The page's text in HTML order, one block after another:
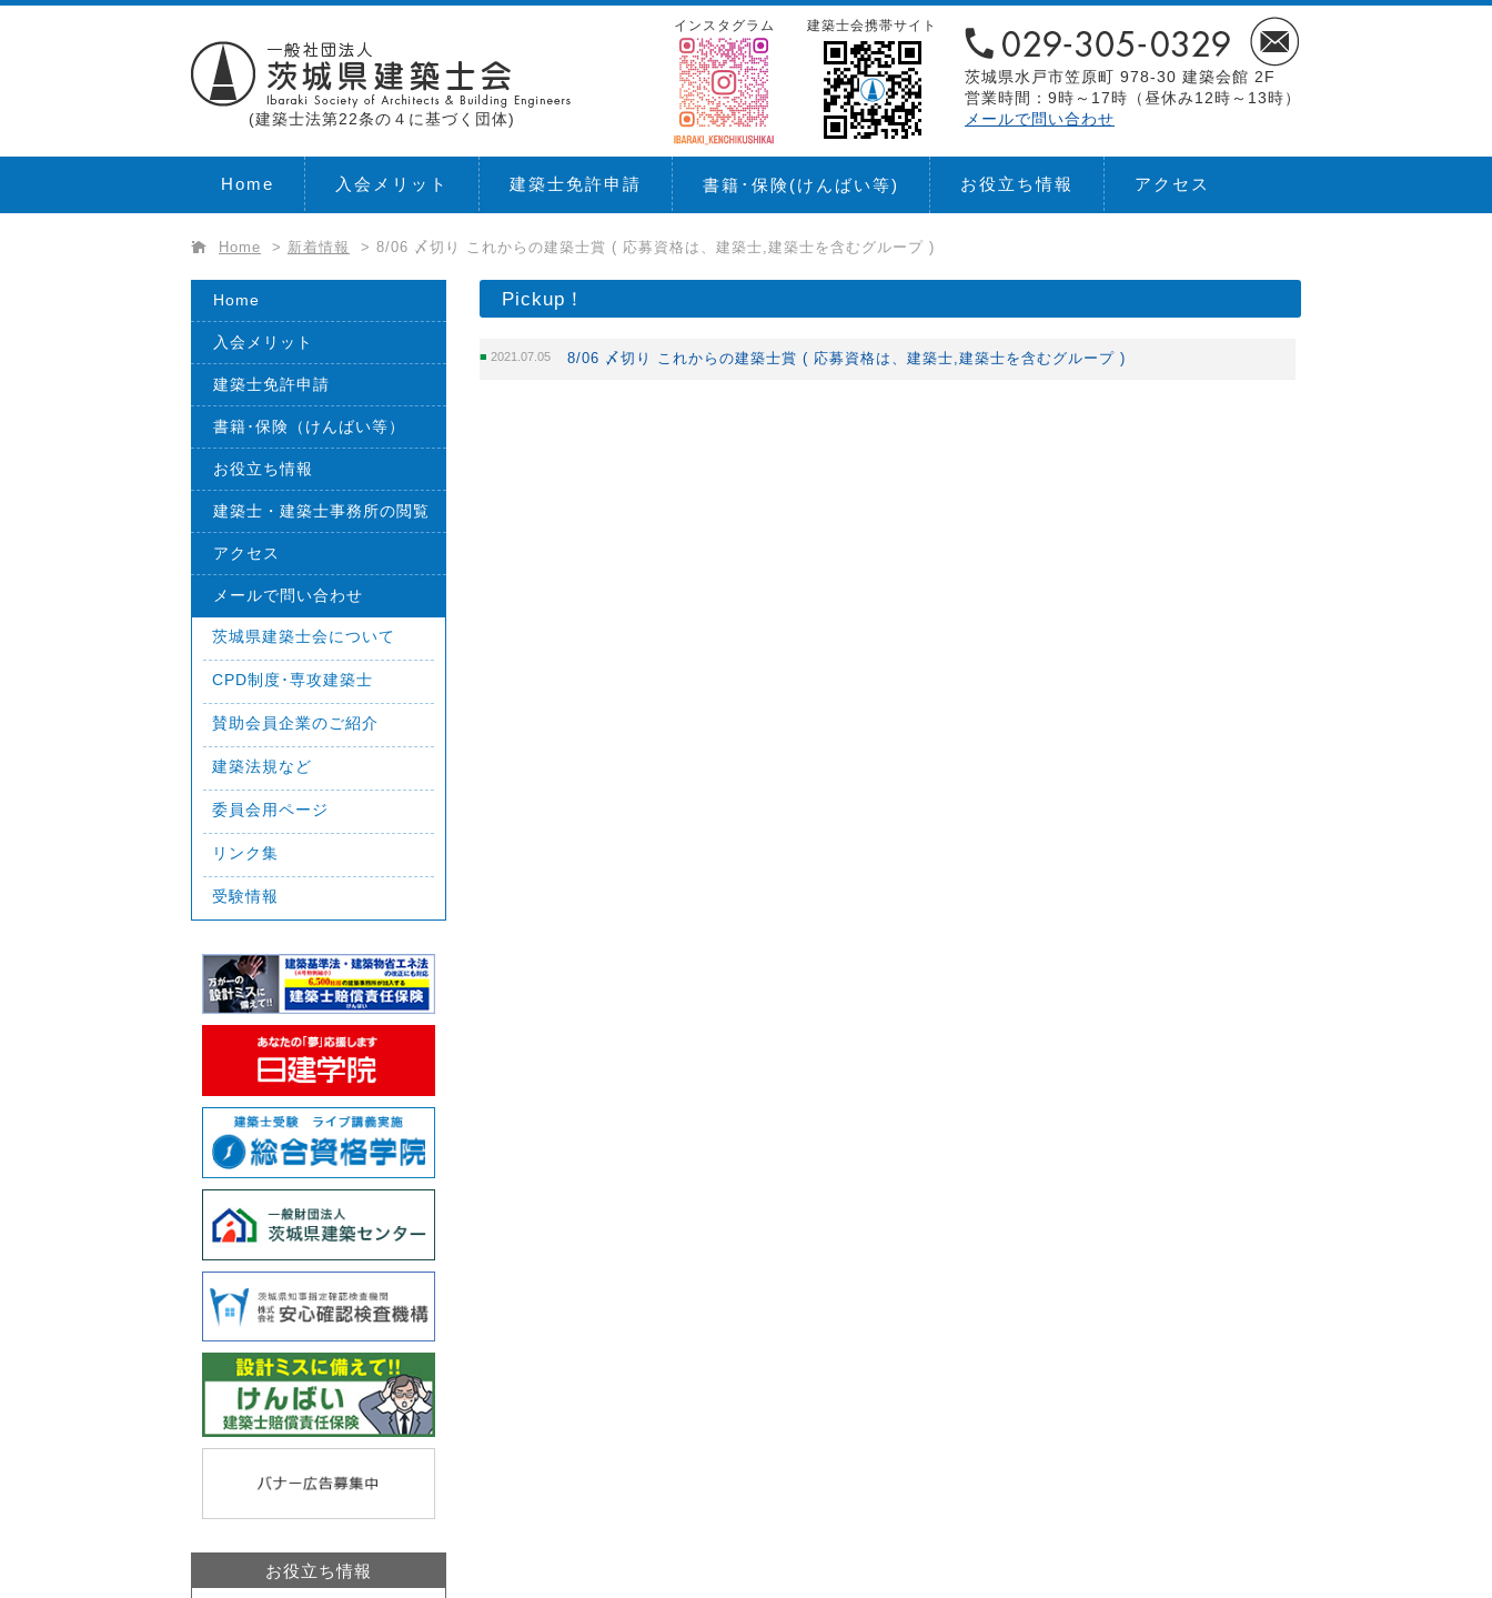
(建築士法第22条の４に基づく団体)
茨城県水戸市笠原町 978-30 建築会館 2F
営業時間：9時～17時（昼休み12時～13時）
メールで問い合わせ
建築士会携帯サイト
インスタグラム
Home 入会メリット 建築士免許申請 書籍･保険(けんばい等) お役立ち情報 アクセス
Home > 新着情報 > 8/06 〆切り これからの建築士賞 ( 応募資格は、建築士,建築士を含むグループ )
Pickup！
2021.07.05 8/06 〆切り これからの建築士賞 ( 応募資格は、建築士,建築士を含むグループ )
Home
入会メリット
建築士免許申請
書籍･保険（けんばい等）
お役立ち情報
建築士・建築士事務所の閲覧
アクセス
メールで問い合わせ
茨城県建築士会について
CPD制度･専攻建築士
賛助会員企業のご紹介
建築法規など
委員会用ページ
リンク集
受験情報
お役立ち情報